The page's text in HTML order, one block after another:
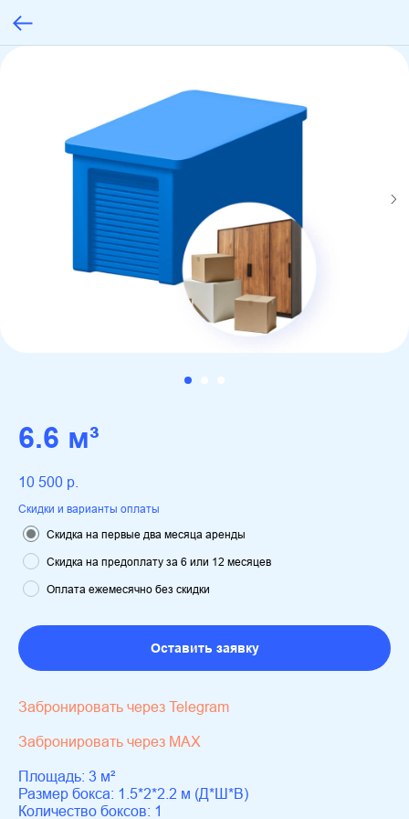
6.6 м³
10 500 р.
Скидки и варианты оплаты
Скидка на первые два месяца аренды
Скидка на предоплату за 6 или 12 месяцев
Оплата ежемесячно без скидки
Оставить заявку
Забронировать через Telegram
Забронировать через MAX
Площадь: 3 м²
Размер бокса: 1.5*2*2.2 м (Д*Ш*В)
Количество боксов: 1